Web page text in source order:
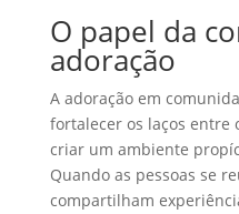
O papel da
adoração
A adoração em
fortalecer os laços entre
criar um ambiente
Quando as pessoas se
compartilham